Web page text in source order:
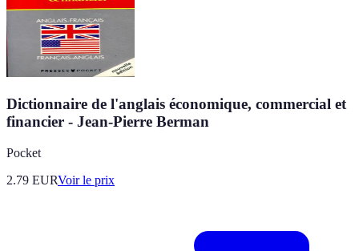
Dictionnaire de l'anglais économique, commercial et
financier - Jean-Pierre Berman
Pocket
2.79 EURVoir le prix